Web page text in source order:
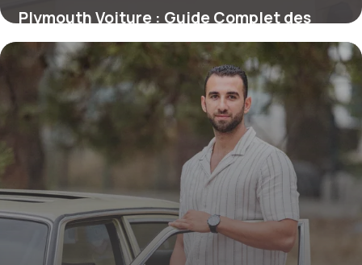
Plymouth Voiture : Guide Complet des
Modèles 2026
24 juin 2026